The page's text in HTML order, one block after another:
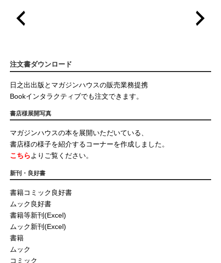
注文書ダウンロード
日之出出版とマガジンハウスの販売業務提携
Bookインタラクティブでも注文できます。
書店様展開写真
マガジンハウスの本を展開いただいている、
書店様の様子を紹介するコーナーを作成しました。
こちらよりご覧ください。
新刊・良好書
書籍コミック良好書
ムック良好書
書籍等新刊(Excel)
ムック新刊(Excel)
書籍
ムック
コミック